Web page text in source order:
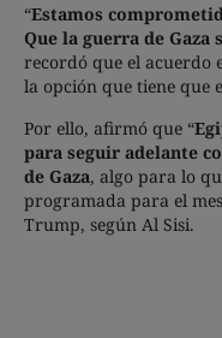
“Estamos
Que la guerra de Gaza
recordó que el acuerdo
la opción que tiene que
Por ello, afirmó que “
para seguir adelante
de Gaza, algo para lo
programada para el
Trump, según Al Sisi.